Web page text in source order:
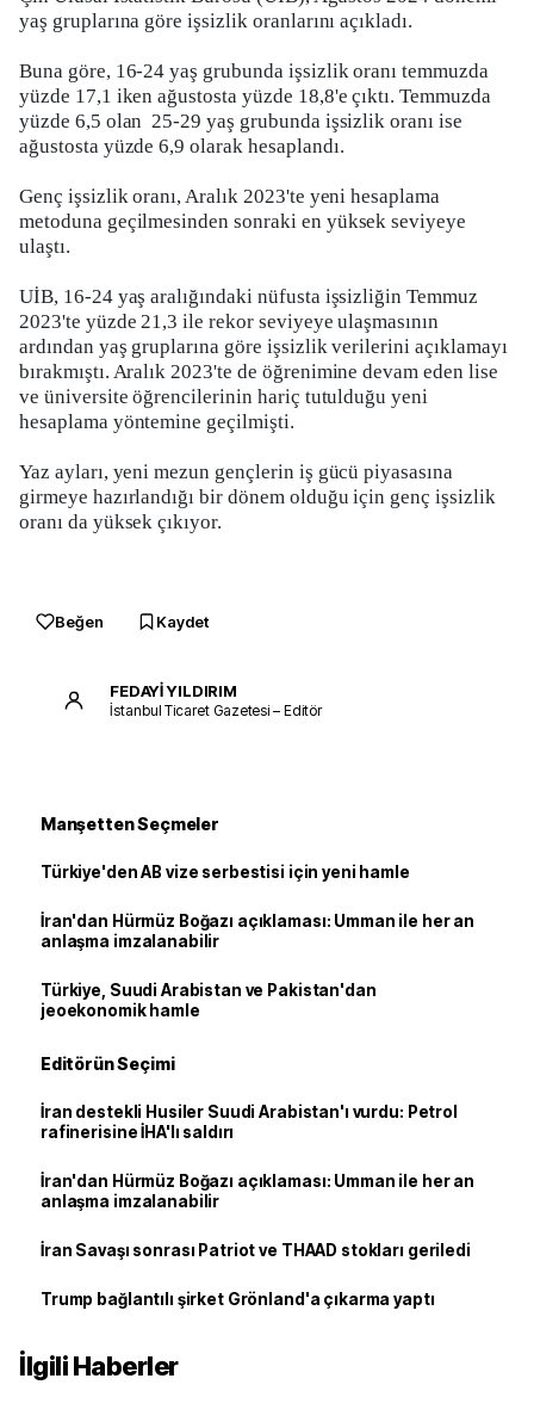
yaş gruplarına göre işsizlik oranlarını açıkladı.
Buna göre, 16-24 yaş grubunda işsizlik oranı temmuzda
yüzde 17,1 iken ağustosta yüzde 18,8'e çıktı. Temmuzda
yüzde 6,5 olan 25-29 yaş grubunda işsizlik oranı ise
ağustosta yüzde 6,9 olarak hesaplandı.
Genç işsizlik oranı, Aralık 2023'te yeni hesaplama
metoduna geçilmesinden sonraki en yüksek seviyeye
ulaştı.
UİB, 16-24 yaş aralığındaki nüfusta işsizliğin Temmuz
2023'te yüzde 21,3 ile rekor seviyeye ulaşmasının
ardından yaş gruplarına göre işsizlik verilerini açıklamayı
bırakmıştı. Aralık 2023'te de öğrenimine devam eden lise
ve üniversite öğrencilerinin hariç tutulduğu yeni
hesaplama yöntemine geçilmişti.
Yaz ayları, yeni mezun gençlerin iş gücü piyasasına
girmeye hazırlandığı bir dönem olduğu için genç işsizlik
oranı da yüksek çıkıyor.
Beğen Kaydet
FEDAYİ YILDIRIM
İstanbul Ticaret Gazetesi – Editör
Manşetten Seçmeler
Türkiye'den AB vize serbestisi için yeni hamle
İran'dan Hürmüz Boğazı açıklaması: Umman ile her an
anlaşma imzalanabilir
Türkiye, Suudi Arabistan ve Pakistan'dan
jeoekonomik hamle
Editörün Seçimi
İran destekli Husiler Suudi Arabistan'ı vurdu: Petrol
rafinerisine İHA'lı saldırı
İran'dan Hürmüz Boğazı açıklaması: Umman ile her an
anlaşma imzalanabilir
İran Savaşı sonrası Patriot ve THAAD stokları geriledi
Trump bağlantılı şirket Grönland'a çıkarma yaptı
İlgili Haberler